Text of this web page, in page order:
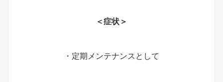
＜症状＞
・定期メンテナンスとして